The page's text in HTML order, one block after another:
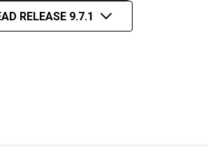
RELEASE 9.7.1